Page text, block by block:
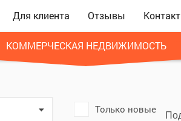
Для клиента Отзывы
КОММЕРЧЕСКАЯ НЕДВИЖИМОСТЬ
Только новые